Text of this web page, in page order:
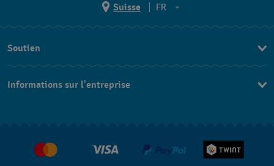
Suisse
FR
EN
Soutien
Conditions de vente
Informations sur l'entreprise